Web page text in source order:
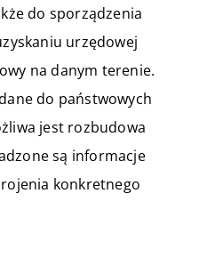
do sporządzenia
urzędowej
na danym terenie.
do państwowych
jest rozbudowa
są informacje
konkretnego